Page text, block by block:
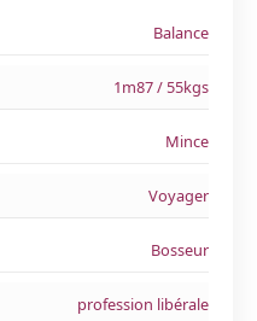
Balance
1m87 / 55kgs
Mince
Voyager
Bosseur
profession libérale